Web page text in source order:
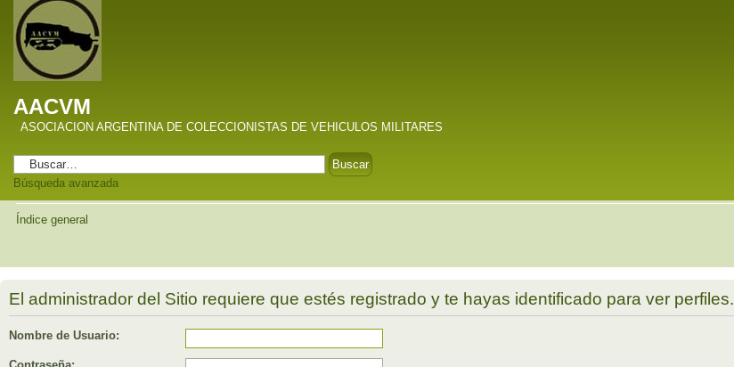
AACVM
ASOCIACION ARGENTINA DE COLECCIONISTAS DE VEHICULOS MILITARES
Búsqueda avanzada
Índice general
El administrador del Sitio requiere que estés registrado y te hayas identificado para ver perfiles.
Nombre de Usuario: